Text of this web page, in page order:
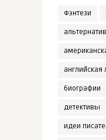
Фэнтези
английская
биографии
детективы
идеи